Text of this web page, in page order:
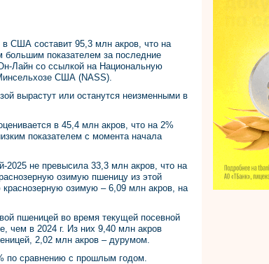
в США составит 95,3 млн акров, что на
показателем за последние
Лайн со ссылкой на Национальную
США (NASS).
вырастут или останутся неизменными в
в 45,4 млн акров, что на 2%
показателем с момента начала
не превысила 33,3 млн акров, что на
озимую пшеницу из этой
озимую – 6,09 млн акров, на
пшеницей во время текущей посевной
чем в 2024 г. Из них 9,40 млн акров
2,02 млн акров – дурумом.
по сравнению с прошлым годом.